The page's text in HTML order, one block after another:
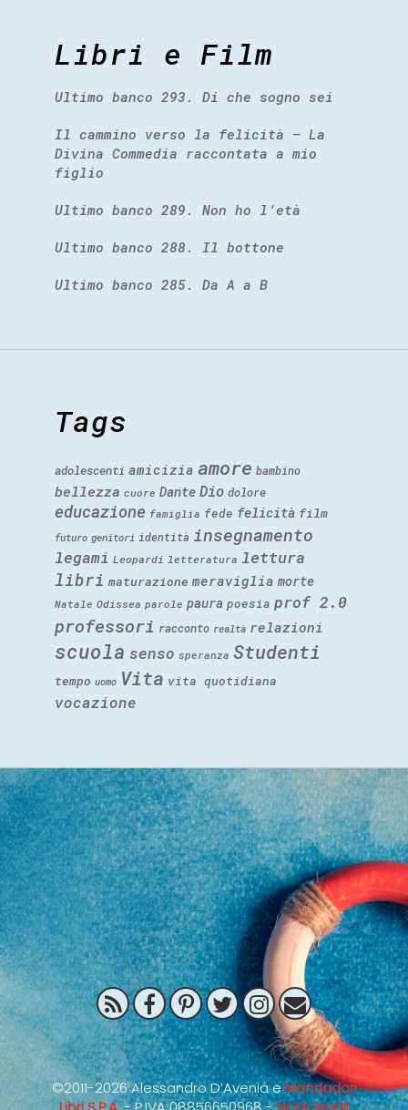
Libri e Film
Ultimo banco 293. Di che sogno sei
Il cammino verso la felicità – La
Divina Commedia raccontata a mio
figlio
Ultimo banco 289. Non ho l’età
Ultimo banco 288. Il bottone
Ultimo banco 285. Da A a B
Tags
adolescenti amicizia amore bambino
bellezza cuore Dante Dio dolore
educazione famiglia fede felicità film
futuro genitori identità insegnamento
legami Leopardi letteratura lettura
libri maturazione meraviglia morte
Natale Odissea parole paura poesia prof 2.0
professori racconto realtà relazioni
scuola senso speranza Studenti
tempo uomo Vita vita quotidiana
vocazione
©2011-2026 Alessandro D’Avenia eMondadori